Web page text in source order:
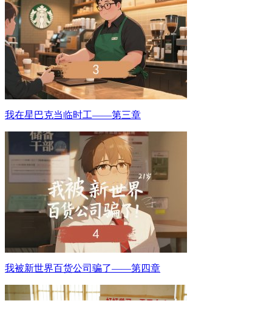
我在星巴克当临时工——第三章
我被新世界百货公司骗了——第四章